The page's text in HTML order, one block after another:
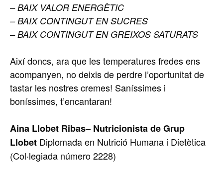
– BAIX VALOR ENERGÈTIC
– BAIX CONTINGUT EN SUCRES
– BAIX CONTINGUT EN GREIXOS SATURATS
Així doncs, ara que les temperatures fredes ens
acompanyen, no deixis de perdre l’oportunitat de
tastar les nostres cremes! Saníssimes i
boníssimes, t’encantaran!
Aina Llobet Ribas– Nutricionista de Grup
Llobet Diplomada en Nutrició Humana i Dietètica
(Col·legiada número 2228)